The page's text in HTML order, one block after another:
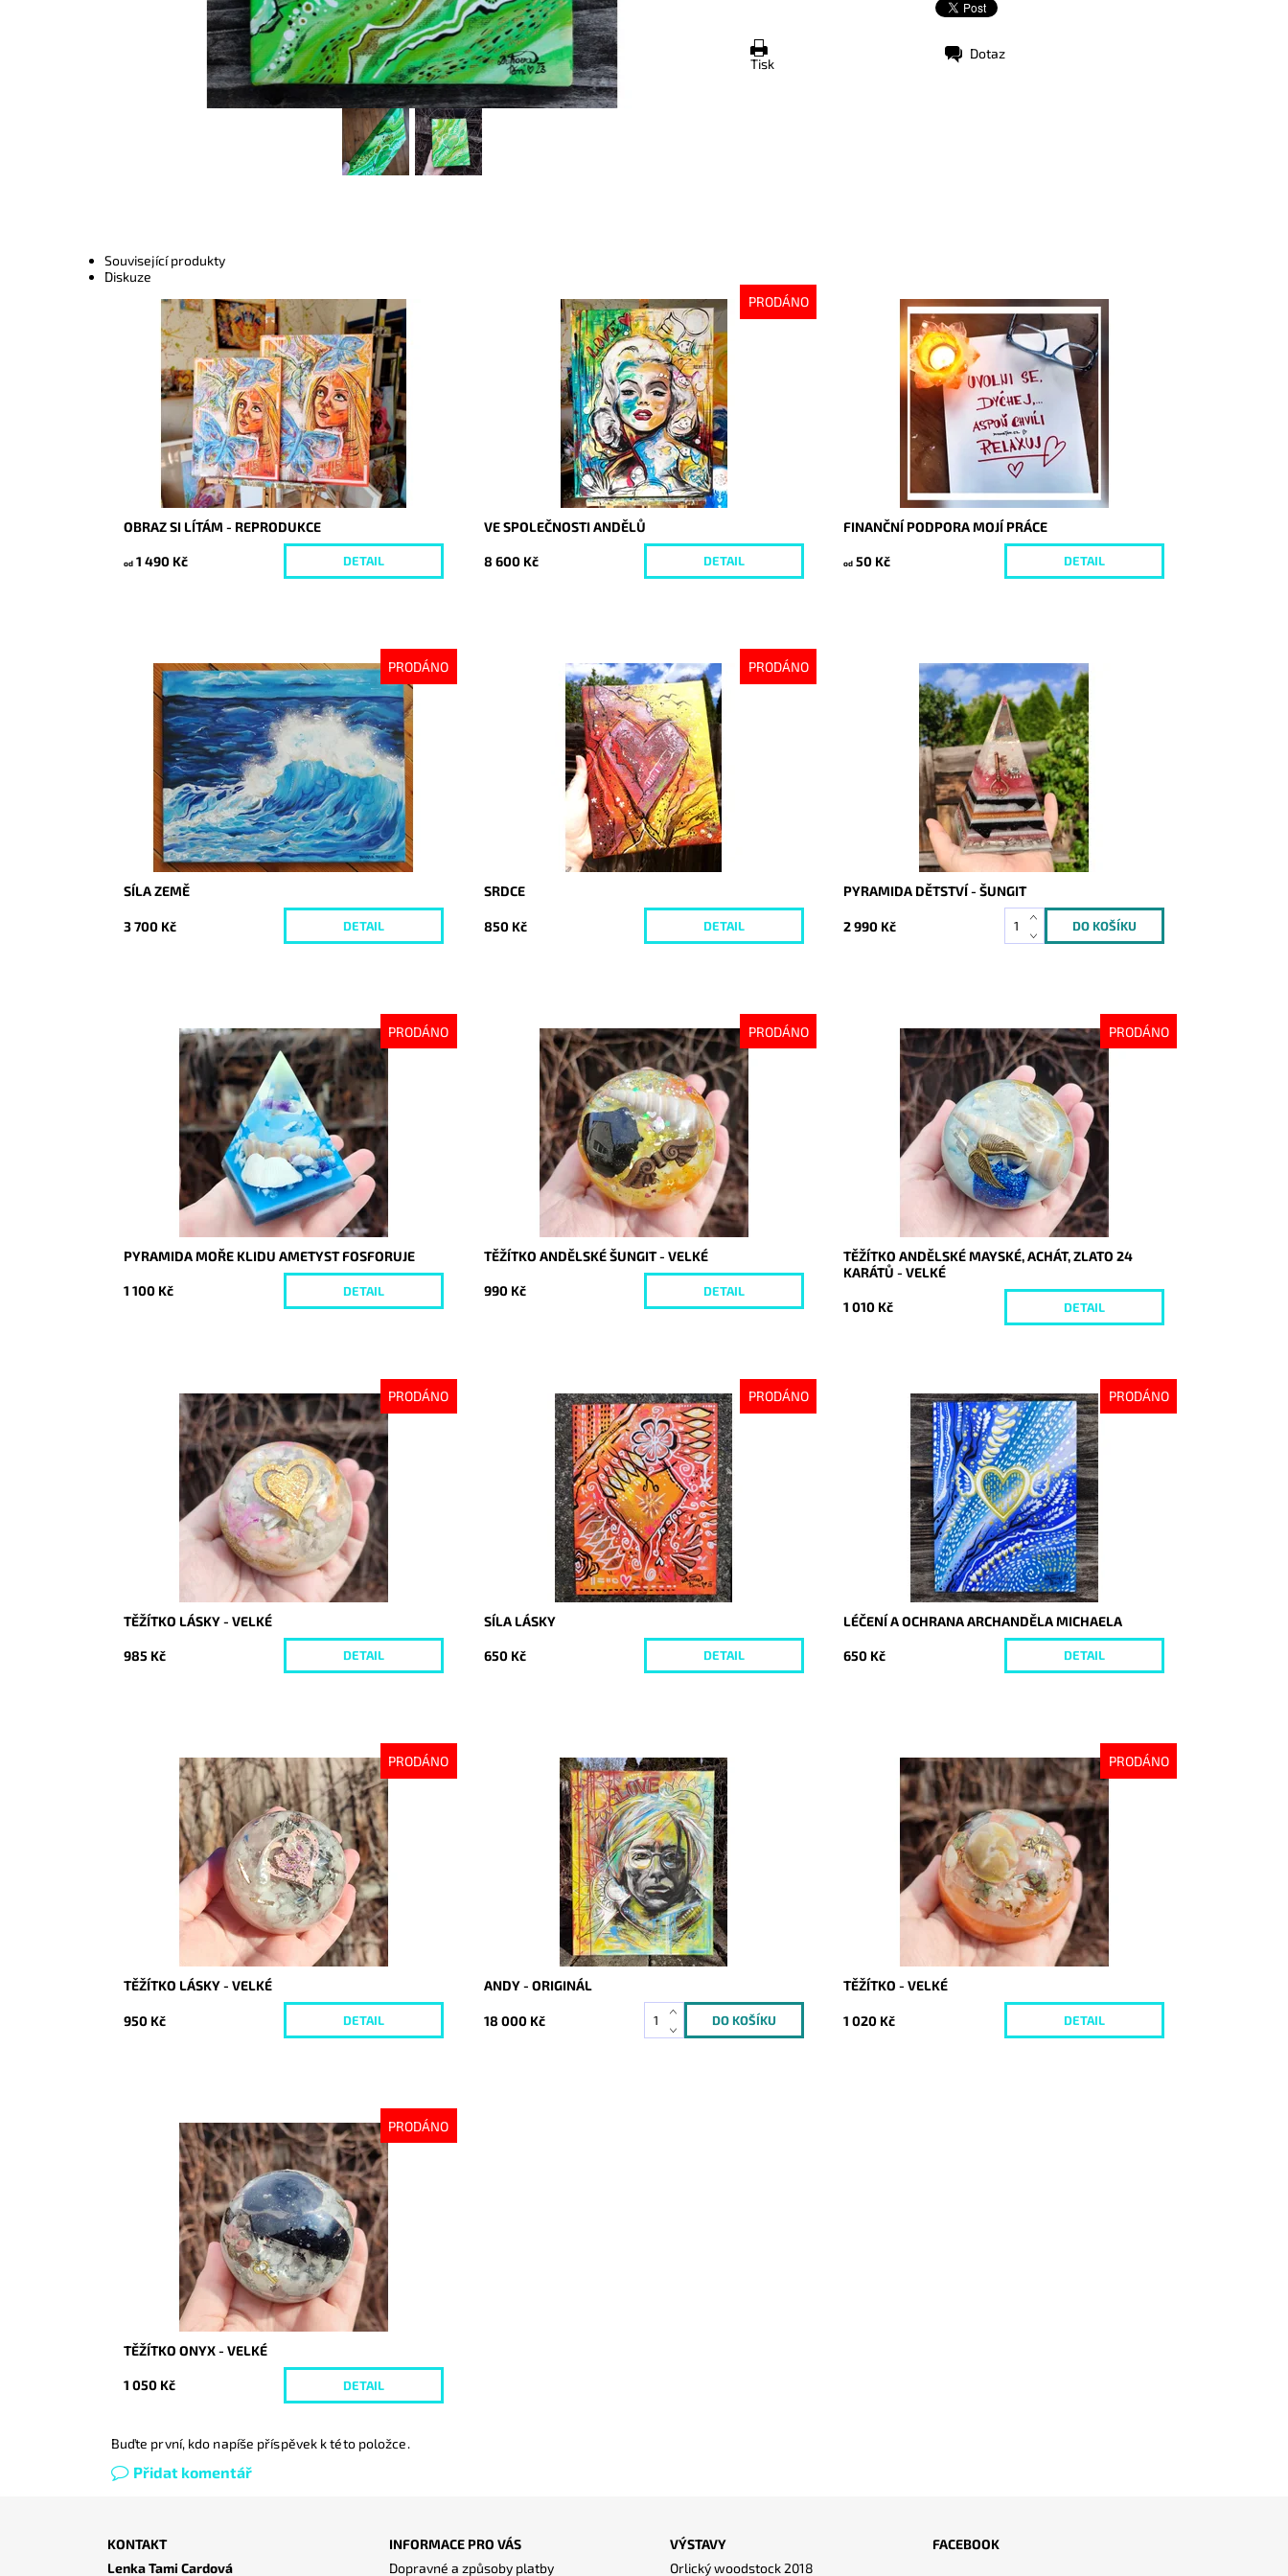
Tisk
Dotaz
Související produkty
Diskuze
Dostupnost:
Skladem
7239/30
OBRAZ SI LÍTÁM - REPRODUKCE
od1 490 Kč DETAIL
PRODÁNO
Vyprodáno
2624
VE SPOLEČNOSTI ANDĚLŮ
8 600 Kč DETAIL
Dostupnost:
Skladem
1331/50
FINANČNÍ PODPORA MOJÍ PRÁCE
od 50 Kč DETAIL
PRODÁNO
Dostupnost:
Vyprodáno
1655
SÍLA ZEMĚ
3 700 Kč DETAIL
PRODÁNO
Vyprodáno
3515
SRDCE
850 Kč DETAIL
Skladem
4557
PYRAMIDA DĚTSTVÍ - ŠUNGIT
2 990 Kč
PRODÁNO
Dostupnost:
Vyprodáno
8034
PYRAMIDA MOŘE KLIDU AMETYST FOSFORUJE
1 100 Kč DETAIL
PRODÁNO
Dostupnost:
Vyprodáno
8050
TĚŽÍTKO ANDĚLSKÉ ŠUNGIT - VELKÉ
990 Kč DETAIL
PRODÁNO
Dostupnost:
Vyprodáno
8051
TĚŽÍTKO ANDĚLSKÉ MAYSKÉ, ACHÁT, ZLATO 24
KARÁTŮ - VELKÉ
1 010 Kč DETAIL
PRODÁNO
Dostupnost:
Vyprodáno
8052
TĚŽÍTKO LÁSKY - VELKÉ
985 Kč DETAIL
PRODÁNO
Dostupnost:
Vyprodáno
8067
SÍLA LÁSKY
650 Kč DETAIL
PRODÁNO
Dostupnost:
Vyprodáno
8068
LÉČENÍ A OCHRANA ARCHANDĚLA MICHAELA
650 Kč DETAIL
PRODÁNO
Dostupnost:
Vyprodáno
8072
TĚŽÍTKO LÁSKY - VELKÉ
950 Kč DETAIL
Skladem
1000
ANDY - ORIGINÁL
18 000 Kč
PRODÁNO
Dostupnost:
Vyprodáno
8089
TĚŽÍTKO - VELKÉ
1 020 Kč DETAIL
PRODÁNO
Dostupnost:
Vyprodáno
8090
TĚŽÍTKO ONYX - VELKÉ
1 050 Kč DETAIL
Buďte první, kdo napíše příspěvek k této položce.
Přidat komentář
KONTAKT
Lenka Tami Cardová
INFORMACE PRO VÁS
Dopravné a způsoby platby
VÝSTAVY
Orlický woodstock 2018
FACEBOOK